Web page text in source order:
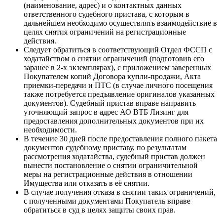
(наименование, адрес) и о контактных данных
ответственного судебного пристава, с которым в
дальнейшем необходимо осуществлять взаимодействие в
целях снятия ограничений на регистрационные
действия.
Следует обратиться в соответствующий Отдел ФССП с
ходатайством о снятии ограничений (подготовив его
заранее в 2-х экземплярах), с приложением заверенных
Покупателем копий Договора купли-продажи, Акта
приемки-передачи и ПТС (в случае личного посещения
также потребуется предъявление оригиналов указанных
документов). Судебный пристав вправе направить
уточняющий запрос в адрес АО ВТБ Лизинг для
предоставления дополнительных документов при их
необходимости.
В течение 30 дней после предоставления полного пакета
документов судебному приставу, по результатам
рассмотрения ходатайства, судебный пристав должен
вынести постановление о снятии ограничительной
меры на регистрационные действия в отношении
Имущества или отказать в её снятии.
В случае получения отказа в снятии таких ограничений,
с полученными документами Покупатель вправе
обратиться в суд в целях защиты своих прав.